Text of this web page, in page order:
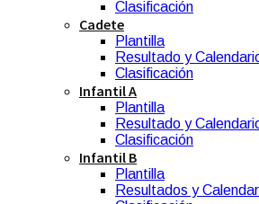
Clasificación
Cadete
Plantilla
Resultado y
Clasificación
Infantil A
Plantilla
Resultado y
Clasificación
Infantil B
Plantilla
Resultados y